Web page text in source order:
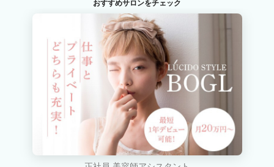
沿線・駅を選択 市区町村を選択
技能ランク
美容師スタイリスト 美容師アシスタント
カラーリスト フロント・レセプション
おすすめサロンをチェック